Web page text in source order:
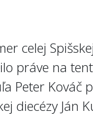
celej
práve na
Peter Kováč
diecézy Ján